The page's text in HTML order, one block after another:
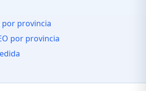
por provincia
por provincia